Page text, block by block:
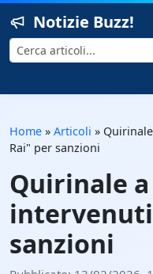
Notizie Buzz!
Cerca
Home » Articoli »
Rai" per sanzioni
Quirinale
sanzioni